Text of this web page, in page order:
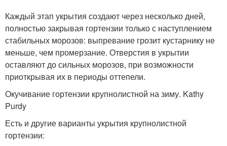
Каждый этап укрытия создают через несколько дней,
полностью закрывая гортензии только с наступлением
стабильных морозов: выпревание грозит кустарнику не
меньше, чем промерзание. Отверстия в укрытии
оставляют до сильных морозов, при возможности
приоткрывая их в периоды оттепели.
Окучивание гортензии крупнолистной на зиму. Kathy
Purdy
Есть и другие варианты укрытия крупнолистной
гортензии: